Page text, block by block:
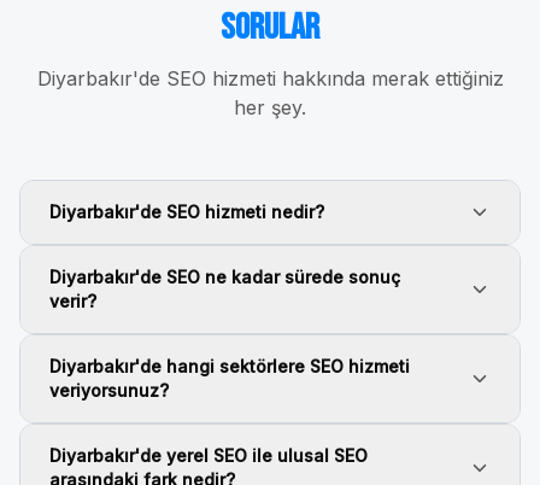
Sorular
Diyarbakır'de SEO hizmeti hakkında merak ettiğiniz
her şey.
Diyarbakır'de SEO hizmeti nedir?
Diyarbakır'de SEO ne kadar sürede sonuç
verir?
Diyarbakır'de hangi sektörlere SEO hizmeti
veriyorsunuz?
Diyarbakır'de yerel SEO ile ulusal SEO
arasındaki fark nedir?